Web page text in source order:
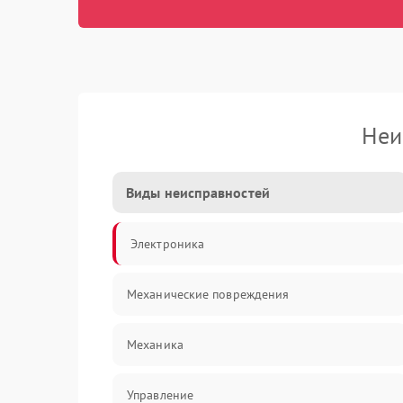
Виды неисправностей
Электроника
Механические повреждения
Механика
Управление